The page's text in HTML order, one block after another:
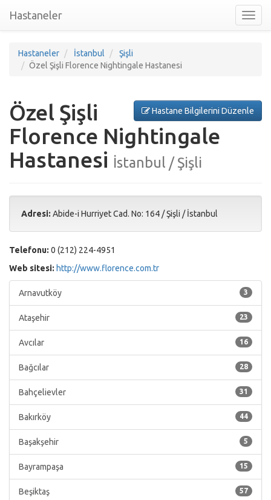
nav
Hastaneler
Hastaneler İstanbul
Şişli
Özel Şişli Florence Nightingale Hastanesi
Hastane Bilgilerini Düzenle
Özel Şişli
Florence Nightingale
Hastanesi İstanbul / Şişli
Adresi: Abide-i Hurriyet Cad. No: 164 /Şişli /İstanbul
Telefonu: 0 (212) 224-4951
Web sitesi: http://www.florence.com.tr
3
Arnavutköy
23
Ataşehir
16
Avcılar
28
Bağcılar
31
Bahçelievler
44
Bakırköy
5
Başakşehir
15
Bayrampaşa
57
Beşiktaş